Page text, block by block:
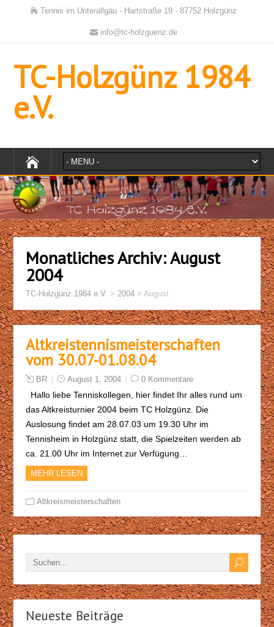
Tennis im Unterallgäu - Hartstraße 19 - 87752 Holzgünz
info@tc-holzguenz.de
TC-Holzgünz 1984
e.V.
Monatliches Archiv:August
2004
TC-Holzgünz 1984 e.V. > 2004 >August
Altkreistennismeisterschaften
vom 30.07-01.08.04
BR August 1, 2004 0 Kommentare
Hallo liebe Tenniskollegen, hier findet Ihr alles rund um
das Altkreisturnier 2004 beim TC Holzgünz. Die
Auslosung findet am 28.07.03 um 19.30 Uhr im
Tennisheim in Holzgünz statt, die Spielzeiten werden ab
ca. 21.00 Uhr im Internet zur Verfügung…
MEHR LESEN
Altkreismeisterschaften
Neueste Beiträge